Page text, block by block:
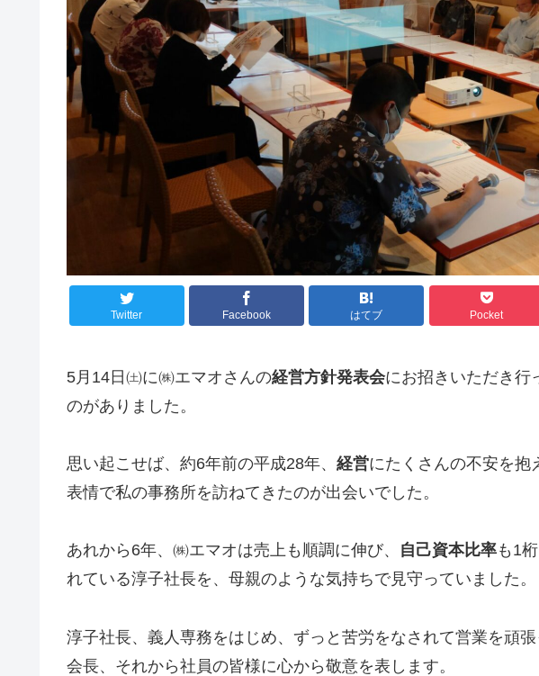
Twitter Facebook はてブ Pocket
5月14日㈯に㈱エマオさんの経営方針発表会にお招きいただき行
のがありました。
思い起こせば、約6年前の平成28年、 経営にたくさんの不安を抱
表情で私の事務所を訪ねてきたのが出会いでした。
あれから6年、㈱エマオは売上も順調に伸び、 自己資本比率も1
れている淳子社長を、母親のような気持ちで見守っていました。
淳子社長、義人専務をはじめ、ずっと苦労をなされて営業を頑
会長、それから社員の皆様に心から敬意を表します。